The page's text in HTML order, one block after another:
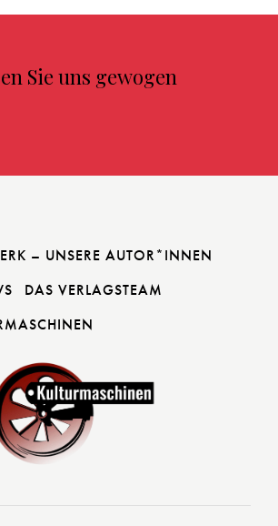
Sie uns gewogen
– UNSERE AUTOR*INNEN
DAS VERLAGSTEAM